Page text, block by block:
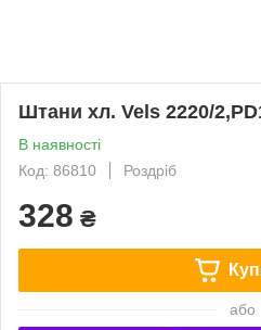
Штани хл. Vels 2220/
В наявності
Код: 86810
Роздріб
328 ₴
або